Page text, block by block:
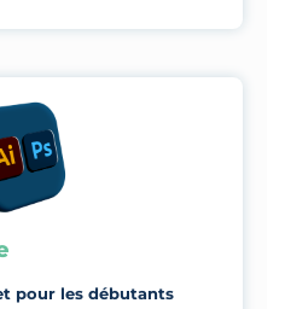
pour les débutants